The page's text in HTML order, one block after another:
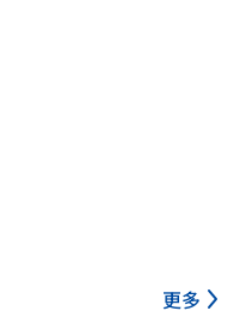
更多